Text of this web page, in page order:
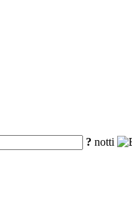
? notti